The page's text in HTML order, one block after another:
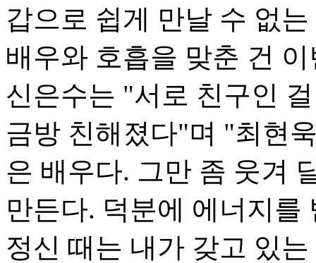
갑으로 쉽게 만날 수 없
배우와 호흡을 맞춘 건
신은수는 "서로 친구인
금방 친해졌다"며 "최현
은 배우다. 그만 좀 웃겨
만든다. 덕분에 에너지를
정신 때는 내가 갖고 있